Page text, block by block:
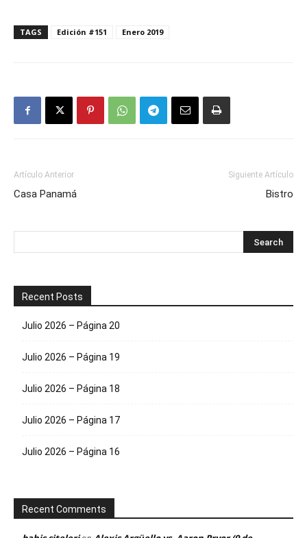
TAGS Edición #151 Enero 2019
Artículo Anterior
Casa Panamá
Siguiente Artículo
Bistro
Recent Posts
Julio 2026 – Página 20
Julio 2026 – Página 19
Julio 2026 – Página 18
Julio 2026 – Página 17
Julio 2026 – Página 16
Recent Comments